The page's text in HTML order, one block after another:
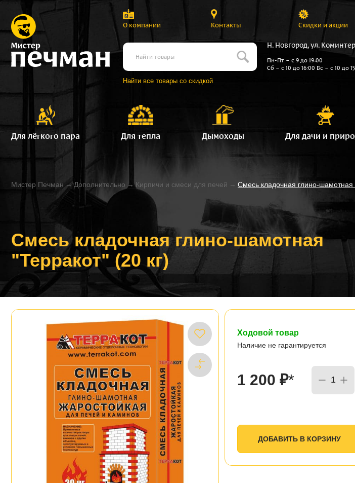
О компании Контакты Скидки и акции
Найти все товары со скидкой
Н. Новгород, ул.
Пн-Пт – с 9 до 19:00
Сб – с 10 до 16:00 Вс – с 10 до
Для лёгкого пара Для тепла Дымоходы Для дачи и
Мистер Печман → Дополнительно → Кирпичи и смеси для печей → Смесь кладочная глино-шамотная
Смесь кладочная глино-шамотная
"Терракот" (20 кг)
Ходовой товар
Наличие не гарантируется
1 200 ₽*